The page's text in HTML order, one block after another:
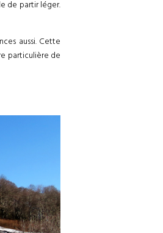
de partir léger.
aussi. Cette
particulière de